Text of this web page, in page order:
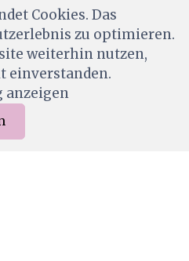
Menu
Wreaths
Cookies. Das
zu optimieren.
weiterhin nutzen,
einverstanden.
anzeigen